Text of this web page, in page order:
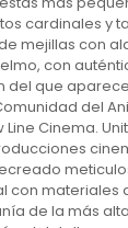
cardinales y
mejillas con
con
del que
del
Cinema.
con materiales
de la más